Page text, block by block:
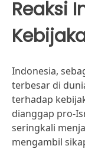
Reaksi
Indonesia,
terbesar di
terhadap
dianggap pro-
seringkali
mengambil